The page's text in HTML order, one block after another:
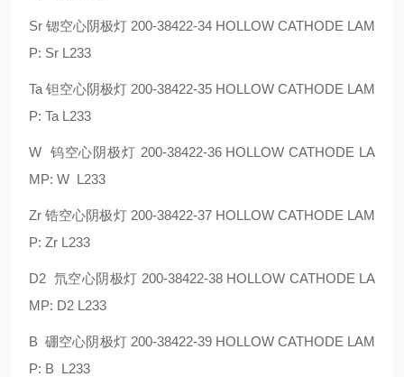
Sr 锶空心阴极灯 200-38422-34 HOLLOW CATHODE LAM
P: Sr L233
Ta 钽空心阴极灯 200-38422-35 HOLLOW CATHODE LAM
P: Ta L233
W 钨空心阴极灯 200-38422-36 HOLLOW CATHODE LA
MP: W L233
Zr 锆空心阴极灯 200-38422-37 HOLLOW CATHODE LAM
P: Zr L233
D2 氘空心阴极灯 200-38422-38 HOLLOW CATHODE LA
MP: D2 L233
B 硼空心阴极灯 200-38422-39 HOLLOW CATHODE LAM
P: B L233